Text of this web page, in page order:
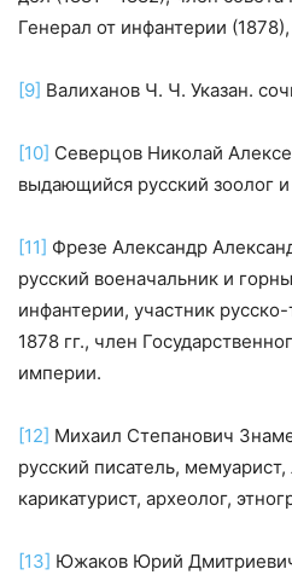
Генерал от инфантерии
[9] Валиханов Ч. Ч. Указан.
[10] Северцов Николай
выдающийся русский зоолог
[11] Фрезе Александр
русский военачальник и
инфантерии, участник
1878 гг., член
империи.
[12] Михаил Степанович
русский писатель,
карикатурист, археолог,
[13] Южаков Юрий